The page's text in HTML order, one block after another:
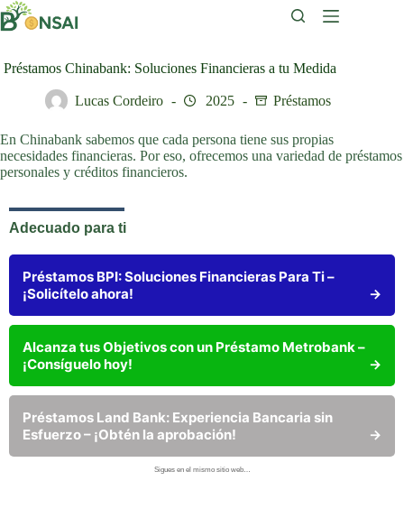
Saltar
al
Préstamos Chinabank: Soluciones Financieras a tu Medida
Lucas Cordeiro 2025 Préstamos
En Chinabank sabemos que cada persona tiene sus propias
necesidades financieras. Por eso, ofrecemos una variedad de préstamos
personales y créditos financieros.
Adecuado para ti
Préstamos BPI: Soluciones Financieras Para Ti –
¡Solicítelo ahora!
→
Alcanza tus Objetivos con un Préstamo Metrobank –
¡Consíguelo hoy!
→
Préstamos Land Bank: Experiencia Bancaria sin
Esfuerzo – ¡Obtén la aprobación!
→
Sigues en el mismo sitio web…